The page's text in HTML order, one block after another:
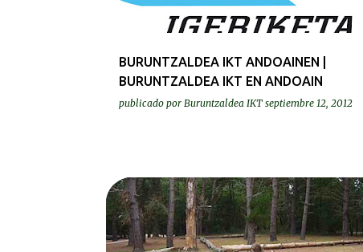
BURUNTZALDEA IKT ANDOAINEN |
BURUNTZALDEA IKT EN ANDOAIN
publicado por Buruntzaldea IKT septiembre 12, 2012
IRTEERAK | SALIDAS